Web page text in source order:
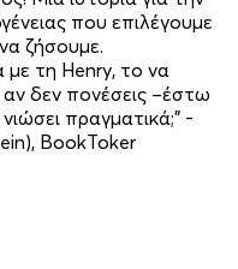
που επιλέγουμε
ζήσουμε.
τη Henry, το να
αν δεν πονέσεις –έστω
νιώσει πραγματικά;" -
BookToker